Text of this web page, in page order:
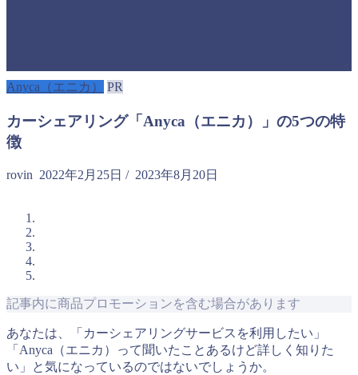
Anyca（エニカ） PR
カーシェアリング「Anyca（エニカ）」の5つの特
徴
rovin 2022年2月25日 / 2023年8月20日
記事内に商品プロモーションを含む場合があります
あなたは、「カーシェアリングサービスを利用したい」
「Anyca（エニカ）って聞いたことあるけど詳しく知りた
い」と気になっているのではないでしょうか。